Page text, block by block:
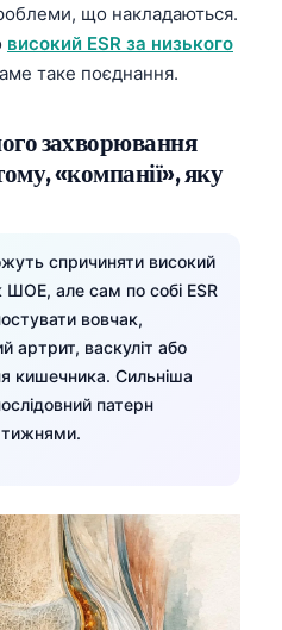
що накладаються.
високий ESR за низького
таке поєднання.
захворювання
«компанії», яку
спричиняти високий
ШОЕ, але сам по собі ESR
вовчак,
артрит, васкуліт або
кишечника. Сильніша
патерн